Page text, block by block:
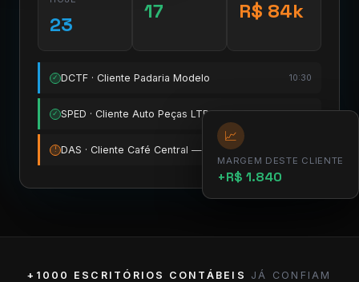
23
17 R$ 84k
✓ DCTF · Cliente Padaria Modelo 10:30
✓ SPED · Cliente Auto Peças LTDA 11:15
! DAS · Cliente Café Central — vence amanhã
📈
MARGEM DESTE CLIENTE
+R$ 1.840
+1000 ESCRITÓRIOS CONTÁBEIS
JÁ CONFIAM